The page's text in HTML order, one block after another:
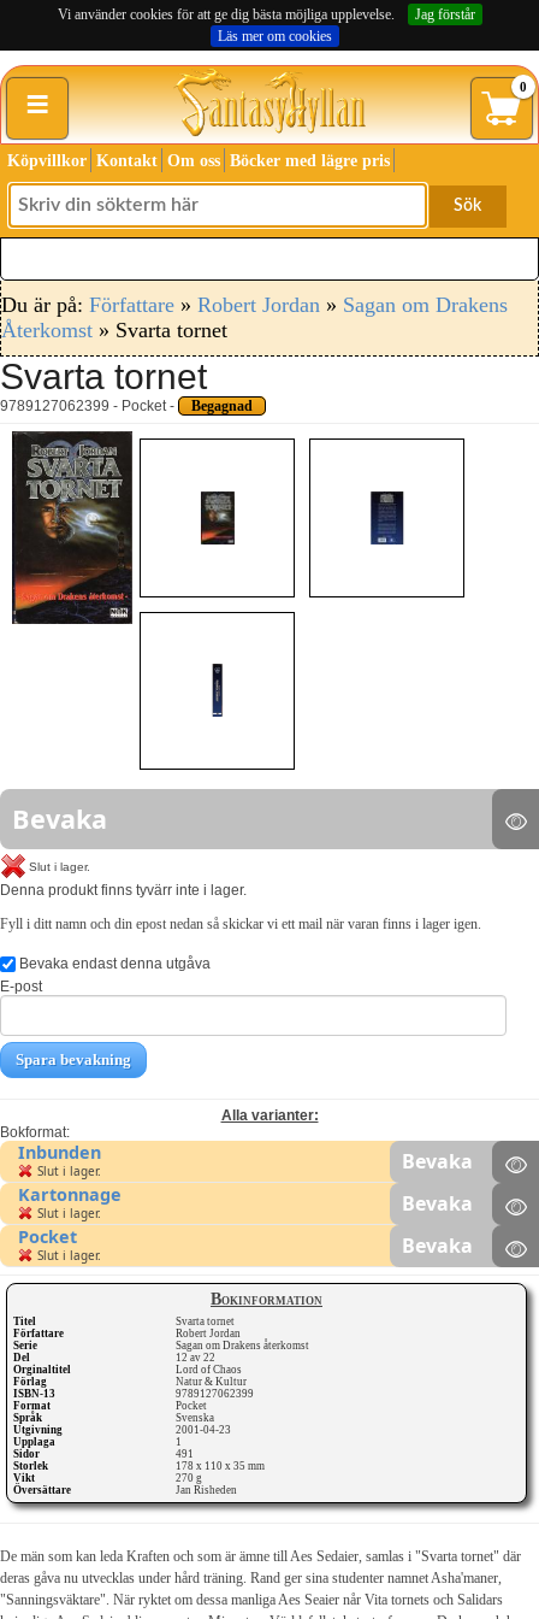
Vi använder cookies för att ge dig bästa möjliga upplevelse.
Jag förstår
Läs mer om cookies
≡ 0
Köpvillkor Kontakt Om oss Böcker med lägre pris
Sök
Du är på: Författare » Robert Jordan » Sagan om Drakens
Återkomst » Svarta tornet
Svarta tornet
9789127062399 - Pocket - Begagnad
Bokinformation
Titel
Svarta tornet
Författare
Robert Jordan
Serie
Sagan om Drakens återkomst
Del
12 av 22
Orginaltitel
Lord of Chaos
Förlag
Natur & Kultur
ISBN-13
9789127062399
Format
Pocket
Språk
Svenska
Utgivning
2001-04-23
Upplaga
1
Sidor
491
Storlek
178 x 110 x 35 mm
Vikt
270 g
Översättare
Jan Risheden
Bevaka
Slut i lager.
Denna produkt finns tyvärr inte i lager.
Fyll i ditt namn och din epost nedan så skickar vi ett mail när varan finns i lager igen.
Bevaka endast denna utgåva
E-post
Spara bevakning
Alla varianter:
Bokformat:
Inbunden
Slut i lager. Bevaka
Kartonnage
Slut i lager. Bevaka
Pocket
Slut i lager. Bevaka
De män som kan leda Kraften och som är ämne till Aes Sedaier, samlas i "Svarta tornet" där
deras gåva nu utvecklas under hård träning. Rand ger sina studenter namnet Asha'maner,
"Sanningsväktare". När ryktet om dessa manliga Aes Seaier når Vita tornets och Salidars